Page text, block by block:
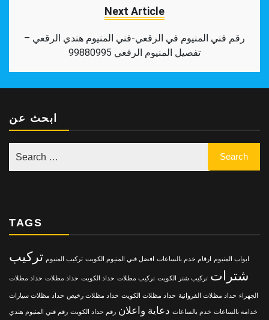
Next Article
رقم فني المنيوم في الرقعي-فني المنيوم هندي الرقعي –
تفصيل المنيوم الرقعي 99880995
ابحث عن
TAGS
ابواب المنيوم ارقام خدم بالساعات افضل فني المنيوم الكويت تركيب المنيوم تركيب
شترات تركيب شتر الكويت تركيب مظلات حداد الكويت حداد مظلات حداد مظلات
الجهراء حداد مظلات الفروانية حداد مظلات الكويت حداد مظلات رخيص حداد مظلات سيارات
خدامه بالساعات خدم بالساعات دعاية واعلان رقم حداد الكويت رقم فني المنيوم هندي